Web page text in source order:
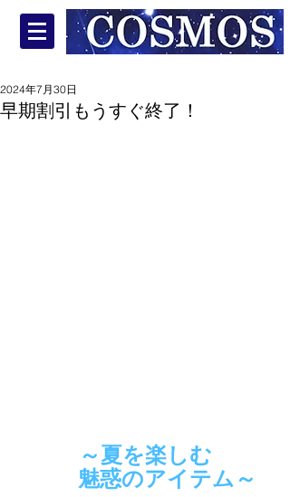
早期割引もうすぐ終了！
2024年7月30日
～夏を楽しむ
魅惑のアイテム～